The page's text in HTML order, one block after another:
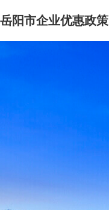
岳阳市企业优惠政策